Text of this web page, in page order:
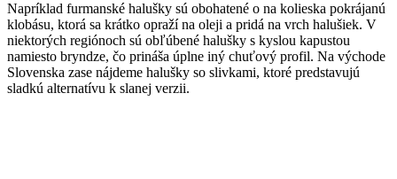
Napríklad furmanské halušky sú obohatené o na kolieska pokrájanú
klobásu, ktorá sa krátko opraží na oleji a pridá na vrch halušiek. V
niektorých regiónoch sú obľúbené halušky s kyslou kapustou
namiesto bryndze, čo prináša úplne iný chuťový profil. Na východe
Slovenska zase nájdeme halušky so slivkami, ktoré predstavujú
sladkú alternatívu k slanej verzii.